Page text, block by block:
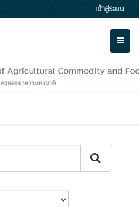
เข้าสู่ระบบ